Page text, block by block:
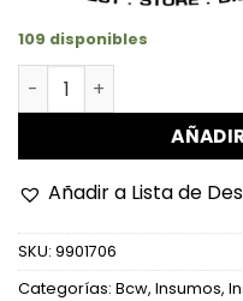
109 disponibles
Fundas Protectoras
Añadir a Lista de
SKU: 9901706
Categorías: Bcw, Insumos,